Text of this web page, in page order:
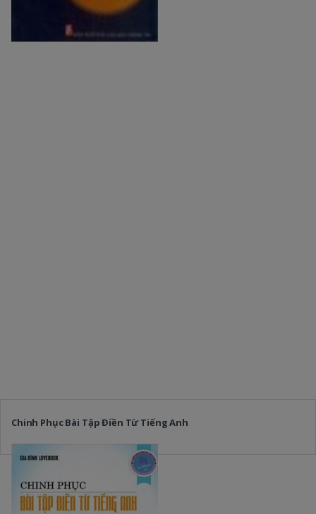
Chinh Phục Bài Tập Điền Từ Tiếng Anh